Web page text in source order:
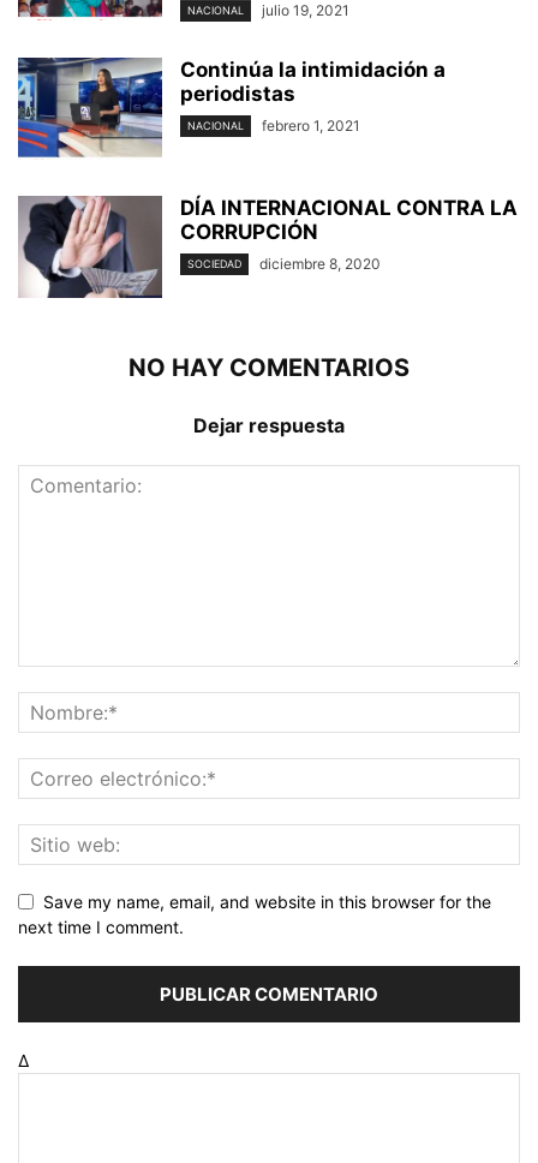
NACIONAL julio 19, 2021
Continúa la intimidación a
periodistas
NACIONAL febrero 1, 2021
DÍA INTERNACIONAL CONTRA LA
CORRUPCIÓN
SOCIEDAD diciembre 8, 2020
NO HAY COMENTARIOS
Dejar respuesta
Save my name, email, and website in this browser for the
next time I comment.
Δ